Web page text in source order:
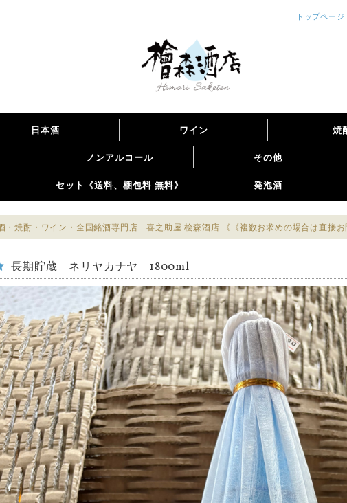
トップページ
日本酒 ワイン 焼
ノンアルコール その他
セット《送料、梱包料 無料》 発泡酒
・焼酎・ワイン・全国銘酒専門店 喜之助屋 桧森酒店 《《複数お求めの場合は直接
長期貯蔵 ネリヤカナヤ 1800ml